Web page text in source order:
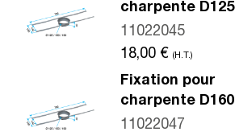
charpente D125
11022045
18,00 € (H.T.)
Fixation pour
charpente D160
11022047